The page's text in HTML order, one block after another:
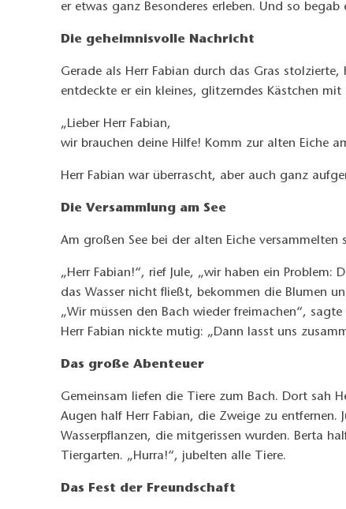
er etwas ganz Besonderes erleben. Und so
Die geheimnisvolle Nachricht
Gerade als Herr Fabian durch das Gras
entdeckte er ein kleines, glitzerndes Kästchen
„Lieber Herr Fabian,
wir brauchen deine Hilfe! Komm zur alten Eiche
Herr Fabian war überrascht, aber auch ganz
Die Versammlung am See
Am großen See bei der alten Eiche
„Herr Fabian!“, rief Jule, „wir haben ein
das Wasser nicht fließt, bekommen die Blumen
„Wir müssen den Bach wieder freimachen“,
Herr Fabian nickte mutig: „Dann lasst uns
Das große Abenteuer
Gemeinsam liefen die Tiere zum Bach. Dort sah
Augen half Herr Fabian, die Zweige zu
Wasserpflanzen, die mitgerissen wurden. Berta
Tiergarten. „Hurra!“, jubelten alle Tiere.
Das Fest der Freundschaft